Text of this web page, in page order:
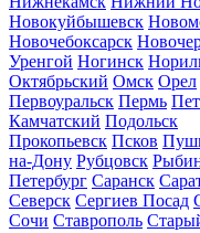
Новокуйбышевск
Новочебоксарск
Уренгой Ногинск
Октябрьский Омск Орел
Первоуральск Пермь
Камчатский Подольск
Прокопьевск Псков
на-Дону Рубцовск
Петербург Саранск
Северск Сергиев Посад
Сочи Ставрополь